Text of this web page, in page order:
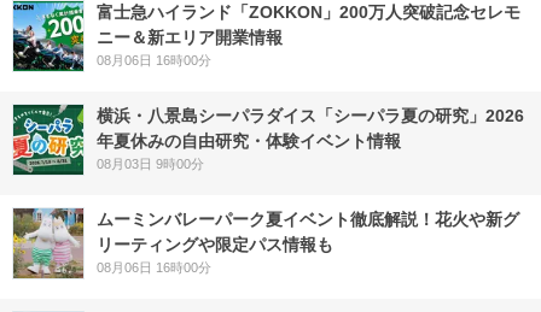
富士急ハイランド「ZOKKON」200万人突破記念セレモ
ニー＆新エリア開業情報
08月06日 16時00分
横浜・八景島シーパラダイス「シーパラ夏の研究」2026
年夏休みの自由研究・体験イベント情報
08月03日 9時00分
ムーミンバレーパーク夏イベント徹底解説！花火や新グ
リーティングや限定パス情報も
08月06日 16時00分